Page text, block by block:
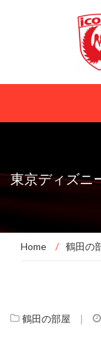
東京ディズ
Home / 鶴田の
鶴田の部屋 |